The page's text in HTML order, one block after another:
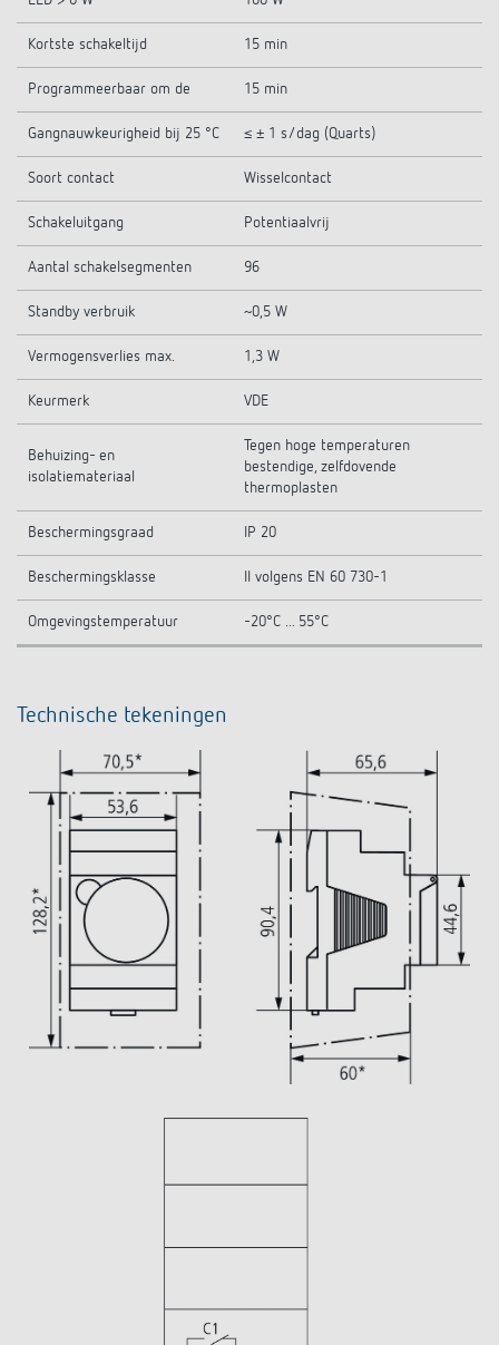
Kortste schakeltijd 15 min
Programmeerbaar om de 15 min
Gangnauwkeurigheid bij 25 °C ≤ ± 1 s/dag (Quarts)
Soort contact Wisselcontact
Schakeluitgang Potentiaalvrij
Aantal schakelsegmenten 96
Standby verbruik ~0,5 W
Vermogensverlies max. 1,3 W
Keurmerk VDE
Behuizing- en
isolatiemateriaal
Tegen hoge temperaturen
bestendige, zelfdovende
thermoplasten
Beschermingsgraad IP 20
Beschermingsklasse II volgens EN 60 730-1
Omgevingstemperatuur -20°C ... 55°C
Technische tekeningen